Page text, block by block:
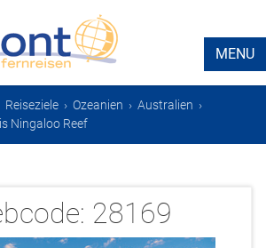
MENU
Reiseziele › Ozeanien › Australien ›
Ningaloo Reef
28169